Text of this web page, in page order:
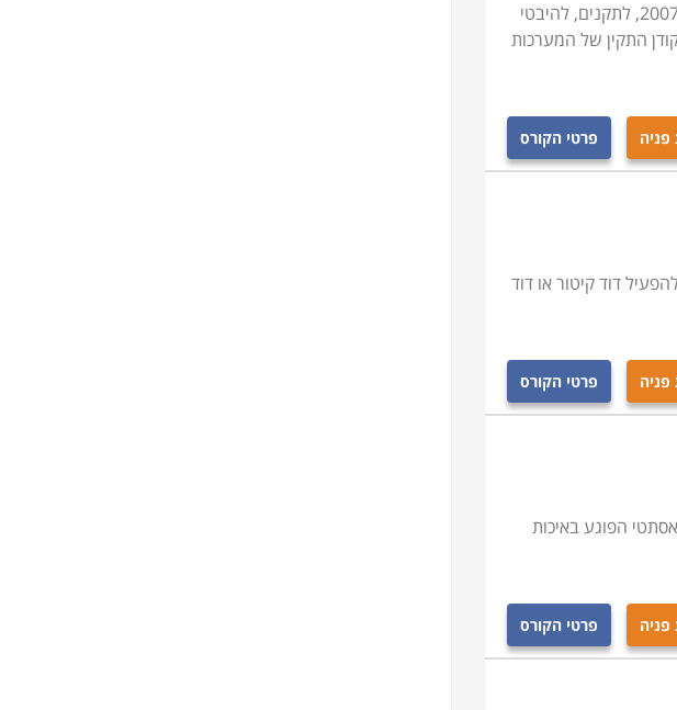
מסלול התמקצעות בתכנון מערכות אינסטלציה, בהתאם להוראות למתקני תברואה מהדורת 2007, לתקנים, להיבטי
התקין של המערכות
פרטי הקורס
דוד קיטור או דוד
פרטי הקורס
הפוגע באיכות
פרטי הקורס